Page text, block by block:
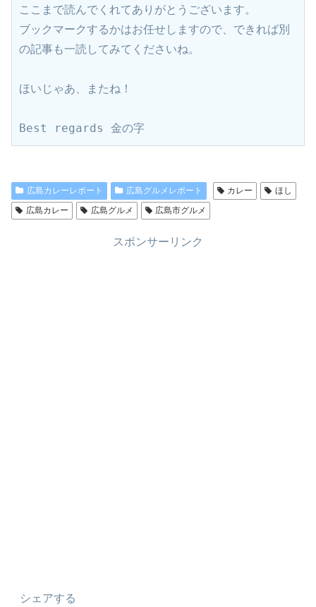
ここまで読んでくれてありがとうございます。
ブックマークするかはお任せしますので、できれば別
の記事も一読してみてくださいね。
ほいじゃあ、またね！
Best regards 金の字
広島カレーレポート 広島グルメレポート カレー
ほし
広島カレー
広島グルメ 広島市グルメ
スポンサーリンク
シェアする